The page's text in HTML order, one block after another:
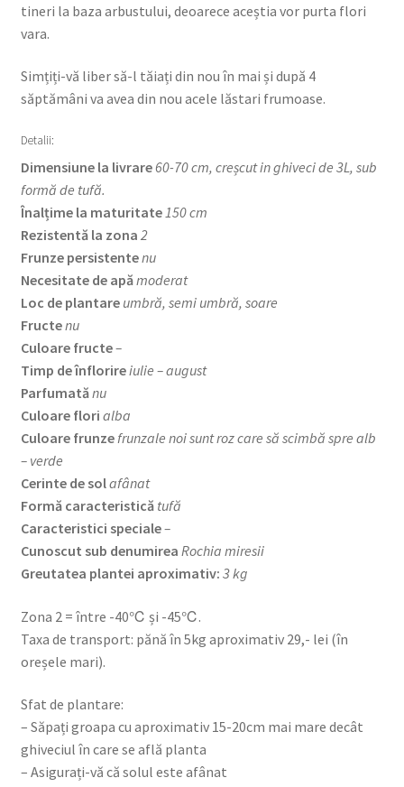
tineri la baza arbustului, deoarece aceștia vor purta flori
vara.
Simțiți-vă liber să-l tăiați din nou în mai și după 4
săptămâni va avea din nou acele lăstari frumoase.
Detalii:
Dimensiune la livrare60-70 cm, creșcut in ghiveci de 3L, sub
formă de tufă.
Înalțime la maturitate150 cm
Rezistentă la zona 2
Frunze persistentenu
Necesitate de apămoderat
Loc de plantare umbră, semi umbră, soare
Fructenu
Culoare fructe–
Timp de înflorireiulie – august
Parfumatănu
Culoare flori alba
Culoare frunzefrunzale noi sunt roz care să scimbă spre alb
– verde
Cerinte de solafânat
Formă caracteristică tufă
Caracteristici speciale–
Cunoscut sub denumirea Rochia miresii
Greutatea plantei aproximativ: 3 kg
Zona 2 = între -40℃ și -45℃.
Taxa de transport: pănă în 5kg aproximativ 29,- lei (în
oreșele mari).
Sfat de plantare:
– Săpați groapa cu aproximativ 15-20cm mai mare decât
ghiveciul în care se află planta
– Asigurați-vă că solul este afânat